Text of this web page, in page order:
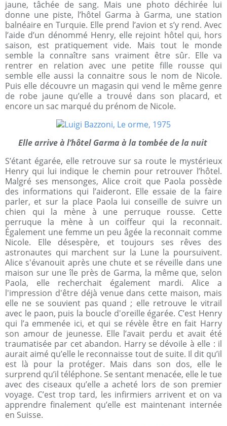
jaune, tâchée de sang. Mais une photo déchirée lui
donne une piste, l’hôtel Garma à Garma, une station
balnéaire en Turquie. Elle prend l’avion et s’y rend. Avec
l’aide d’un dénommé Henry, elle rejoint hôtel qui, hors
saison, est pratiquement vide. Mais tout le monde
semble la connaître sans vraiment être sûr. Elle va
rentrer en relation avec une petite fille rousse qui
semble elle aussi la connaitre sous le nom de Nicole.
Puis elle découvre un magasin qui vend le même genre
de robe jaune qu’elle a trouvé dans son placard, et
encore un sac marqué du prénom de Nicole.
Elle arrive à l’hôtel Garma à la tombée de la nuit
S’étant égarée, elle retrouve sur sa route le mystérieux
Henry qui lui indique le chemin pour retrouver l’hôtel.
Malgré ses mensonges, Alice croit que Paola possède
des informations qui l’aideront. Elle essaie de la faire
parler, et sur la place Paola lui conseille de suivre un
chien qui la mène à une perruque rousse. Cette
perruque la mène à un coiffeur qui la reconnait.
Également une femme un peu âgée la reconnait comme
Nicole. Elle désespère, et toujours ses rêves des
astronautes qui marchent sur la Lune la poursuivent.
Alice s'évanouit après une chute et se réveille dans une
maison sur une île près de Garma, la même que, selon
Paola, elle recherchait également mardi. Alice a
l'impression d'être déjà venue dans cette maison, mais
elle ne se souvient pas quand ; elle retrouve le vitrail
avec le paon, puis la boucle d'oreille égarée. C’est Henry
qui l’a emmenée ici, et qui se révèle être en fait Harry
son amour de jeunesse. Elle l’avait perdu et avait été
traumatisée par cet abandon. Harry se dévoile à elle : il
aurait aimé qu’elle le reconnaisse tout de suite. Il dit qu’il
est là pour la protéger. Mais dans son dos, elle le
surprend qu’il téléphone. Se sentant menacée, elle le tue
avec des ciseaux qu’elle a acheté lors de son premier
voyage. C’est trop tard, les infirmiers arrivent et on va
apprendre finalement qu’elle est maintenant internée
en Suisse.